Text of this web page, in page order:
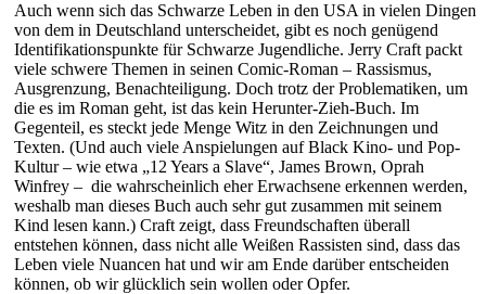
Auch wenn sich das Schwarze Leben in den USA in vielen Dingen
von dem in Deutschland unterscheidet, gibt es noch genügend
Identifikationspunkte für Schwarze Jugendliche. Jerry Craft packt
viele schwere Themen in seinen Comic-Roman – Rassismus,
Ausgrenzung, Benachteiligung. Doch trotz der Problematiken, um
die es im Roman geht, ist das kein Herunter-Zieh-Buch. Im
Gegenteil, es steckt jede Menge Witz in den Zeichnungen und
Texten. (Und auch viele Anspielungen auf Black Kino- und Pop-
Kultur – wie etwa „12 Years a Slave“, James Brown, Oprah
Winfrey – die wahrscheinlich eher Erwachsene erkennen werden,
weshalb man dieses Buch auch sehr gut zusammen mit seinem
Kind lesen kann.) Craft zeigt, dass Freundschaften überall
entstehen können, dass nicht alle Weißen Rassisten sind, dass das
Leben viele Nuancen hat und wir am Ende darüber entscheiden
können, ob wir glücklich sein wollen oder Opfer.